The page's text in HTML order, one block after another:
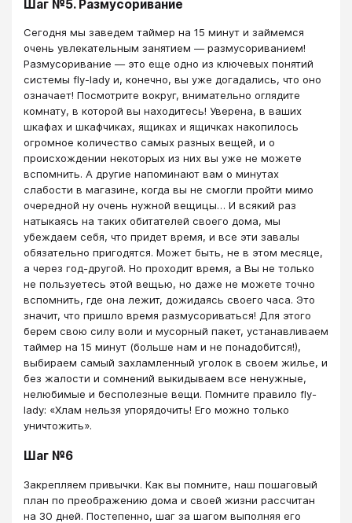
Шаг №5. Размусоривание
Сегодня мы заведем таймер на 15 минут и займемся
очень увлекательным занятием — размусориванием!
Размусоривание — это еще одно из ключевых понятий
системы fly-lady и, конечно, вы уже догадались, что оно
означает! Посмотрите вокруг, внимательно оглядите
комнату, в которой вы находитесь! Уверена, в ваших
шкафах и шкафчиках, ящиках и ящичках накопилось
огромное количество самых разных вещей, и о
происхождении некоторых из них вы уже не можете
вспомнить. А другие напоминают вам о минутах
слабости в магазине, когда вы не смогли пройти мимо
очередной ну очень нужной вещицы… И всякий раз
натыкаясь на таких обитателей своего дома, мы
убеждаем себя, что придет время, и все эти завалы
обязательно пригодятся. Может быть, не в этом месяце,
а через год-другой. Но проходит время, а Вы не только
не пользуетесь этой вещью, но даже не можете точно
вспомнить, где она лежит, дожидаясь своего часа. Это
значит, что пришло время размусориваться! Для этого
берем свою силу воли и мусорный пакет, устанавливаем
таймер на 15 минут (больше нам и не понадобится!),
выбираем самый захламленный уголок в своем жилье, и
без жалости и сомнений выкидываем все ненужные,
нелюбимые и бесполезные вещи. Помните правило fly-
lady: «Хлам нельзя упорядочить! Его можно только
уничтожить».
Шаг №6
Закрепляем привычки. Как вы помните, наш пошаговый
план по преображению дома и своей жизни рассчитан
на 30 дней. Постепенно, шаг за шагом выполняя его